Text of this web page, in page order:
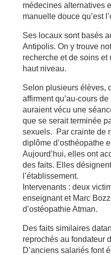
médecines alternatives
manuelle douce qu’est
Ses locaux sont basés
Antipolis. On y trouve
recherche et de soins et
haut niveau.
Selon plusieurs élèves,
affirment qu’au-cours
auraient vécu une
que se serait terminée
sexuels. Par crainte de
diplôme d’osthéopathe
Aujourd’hui, elles ont
des faits. Elles
l’établissement.
Intervenants : deux
enseignant et Marc
d’ostéopathie Atman.
Des faits similaires
reprochés au fondateur
D’anciens salariés font